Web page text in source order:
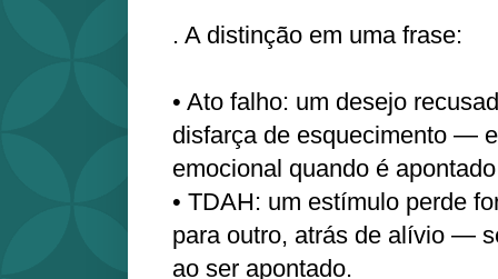
. A distinção em uma frase:
• Ato falho: um desejo
disfarça de esquecimento —
emocional quando é
• TDAH: um estímulo perde
para outro, atrás de alívio —
ao ser apontado.